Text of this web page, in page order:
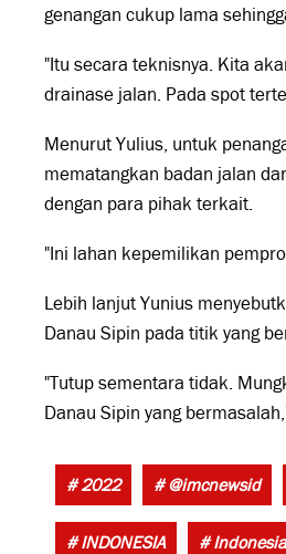
genangan cukup lama
"Itu secara teknisnya. Kita
drainase jalan. Pada spot
Menurut Yulius, untuk
mematangkan badan jalan
dengan para pihak terkait.
"Ini lahan kepemilikan
Lebih lanjut Yunius
Danau Sipin pada titik yang
"Tutup sementara tidak.
Danau Sipin yang
# 2022 # @imcnewsid
# INDONESIA # Indonesia